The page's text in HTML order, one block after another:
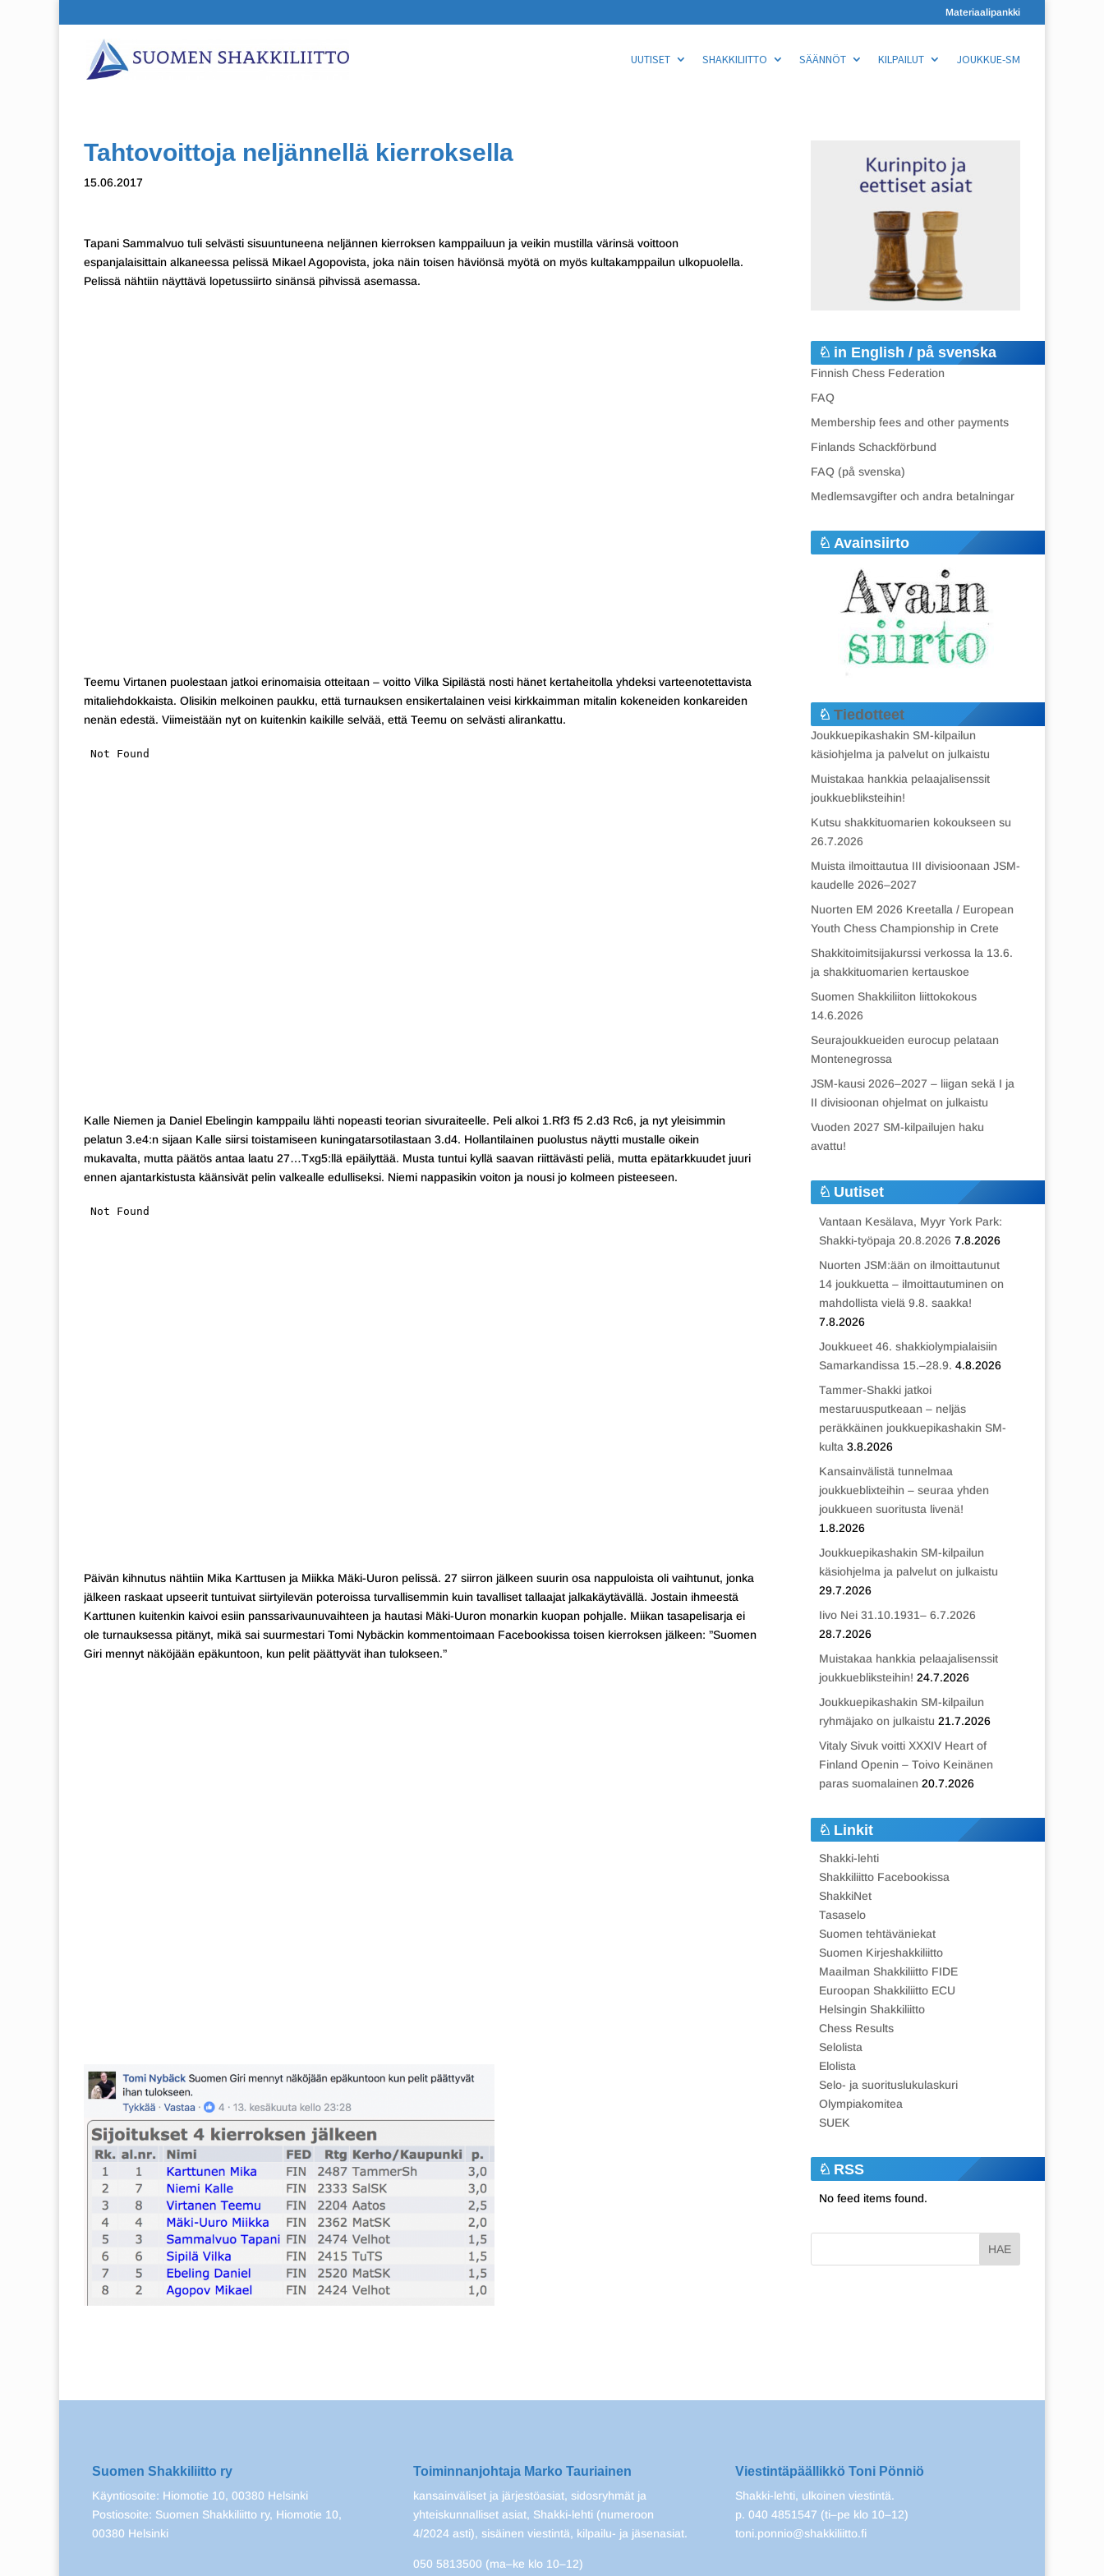
Materiaalipankki
UUTISET SHAKKILIITTO SÄÄNNÖT KILPAILUT JOUKKUE-SM
Tahtovoittoja neljännellä kierroksella
15.06.2017
Tapani Sammalvuo tuli selvästi sisuuntuneena neljännen kierroksen kamppailuun ja veikin mustilla värinsä voittoon
espanjalaisittain alkaneessa pelissä Mikael Agopovista, joka näin toisen häviönsä myötä on myös kultakamppailun ulkopuolella.
Pelissä nähtiin näyttävä lopetussiirto sinänsä pihvissä asemassa.
Teemu Virtanen puolestaan jatkoi erinomaisia otteitaan – voitto Vilka Sipilästä nosti hänet kertaheitolla yhdeksi varteenotettavista
mitaliehdokkaista. Olisikin melkoinen paukku, että turnauksen ensikertalainen veisi kirkkaimman mitalin kokeneiden konkareiden
nenän edestä. Viimeistään nyt on kuitenkin kaikille selvää, että Teemu on selvästi alirankattu.
Kalle Niemen ja Daniel Ebelingin kamppailu lähti nopeasti teorian sivuraiteelle. Peli alkoi 1.Rf3 f5 2.d3 Rc6, ja nyt yleisimmin
pelatun 3.e4:n sijaan Kalle siirsi toistamiseen kuningatarsotilastaan 3.d4. Hollantilainen puolustus näytti mustalle oikein
mukavalta, mutta päätös antaa laatu 27…Txg5:llä epäilyttää. Musta tuntui kyllä saavan riittävästi peliä, mutta epätarkkuudet juuri
ennen ajantarkistusta käänsivät pelin valkealle edulliseksi. Niemi nappasikin voiton ja nousi jo kolmeen pisteeseen.
Päivän kihnutus nähtiin Mika Karttusen ja Miikka Mäki-Uuron pelissä. 27 siirron jälkeen suurin osa nappuloista oli vaihtunut, jonka
jälkeen raskaat upseerit tuntuivat siirtyilevän poteroissa turvallisemmin kuin tavalliset tallaajat jalkakäytävällä. Jostain ihmeestä
Karttunen kuitenkin kaivoi esiin panssarivaunuvaihteen ja hautasi Mäki-Uuron monarkin kuopan pohjalle. Miikan tasapelisarja ei
ole turnauksessa pitänyt, mikä sai suurmestari Tomi Nybäckin kommentoimaan Facebookissa toisen kierroksen jälkeen: ”Suomen
Giri mennyt näköjään epäkuntoon, kun pelit päättyvät ihan tulokseen.”
in English / på svenska
Finnish Chess Federation
FAQ
Membership fees and other payments
Finlands Schackförbund
FAQ (på svenska)
Medlemsavgifter och andra betalningar
Avainsiirto
Tiedotteet
Joukkuepikashakin SM-kilpailun
käsiohjelma ja palvelut on julkaistu
Muistakaa hankkia pelaajalisenssit
joukkuebliksteihin!
Kutsu shakkituomarien kokoukseen su
26.7.2026
Muista ilmoittautua III divisioonaan JSM-
kaudelle 2026–2027
Nuorten EM 2026 Kreetalla / European
Youth Chess Championship in Crete
Shakkitoimitsijakurssi verkossa la 13.6.
ja shakkituomarien kertauskoe
Suomen Shakkiliiton liittokokous
14.6.2026
Seurajoukkueiden eurocup pelataan
Montenegrossa
JSM-kausi 2026–2027 – liigan sekä I ja
II divisioonan ohjelmat on julkaistu
Vuoden 2027 SM-kilpailujen haku
avattu!
Uutiset
Vantaan Kesälava, Myyr York Park:
Shakki-työpaja 20.8.2026 7.8.2026
Nuorten JSM:ään on ilmoittautunut
14 joukkuetta – ilmoittautuminen on
mahdollista vielä 9.8. saakka!
7.8.2026
Joukkueet 46. shakkiolympialaisiin
Samarkandissa 15.–28.9. 4.8.2026
Tammer-Shakki jatkoi
mestaruusputkeaan – neljäs
peräkkäinen joukkuepikashakin SM-
kulta 3.8.2026
Kansainvälistä tunnelmaa
joukkueblixteihin – seuraa yhden
joukkueen suoritusta livenä!
1.8.2026
Joukkuepikashakin SM-kilpailun
käsiohjelma ja palvelut on julkaistu
29.7.2026
Iivo Nei 31.10.1931– 6.7.2026
28.7.2026
Muistakaa hankkia pelaajalisenssit
joukkuebliksteihin! 24.7.2026
Joukkuepikashakin SM-kilpailun
ryhmäjako on julkaistu 21.7.2026
Vitaly Sivuk voitti XXXIV Heart of
Finland Openin – Toivo Keinänen
paras suomalainen 20.7.2026
Linkit
Shakki-lehti
Shakkiliitto Facebookissa
ShakkiNet
Tasaselo
Suomen tehtäväniekat
Suomen Kirjeshakkiliitto
Maailman Shakkiliitto FIDE
Euroopan Shakkiliitto ECU
Helsingin Shakkiliitto
Chess Results
Selolista
Elolista
Selo- ja suorituslukulaskuri
Olympiakomitea
SUEK
RSS
No feed items found.
Suomen Shakkiliitto ry
Käyntiosoite: Hiomotie 10, 00380 Helsinki
Postiosoite: Suomen Shakkiliitto ry, Hiomotie 10,
00380 Helsinki
Toiminnanjohtaja Marko Tauriainen
kansainväliset ja järjestöasiat, sidosryhmät ja
yhteiskunnalliset asiat, Shakki-lehti (numeroon
4/2024 asti), sisäinen viestintä, kilpailu- ja jäsenasiat.
050 5813500 (ma–ke klo 10–12)
Viestintäpäällikkö Toni Pönniö
Shakki-lehti, ulkoinen viestintä.
p. 040 4851547 (ti–pe klo 10–12)
toni.ponnio@shakkiliitto.fi